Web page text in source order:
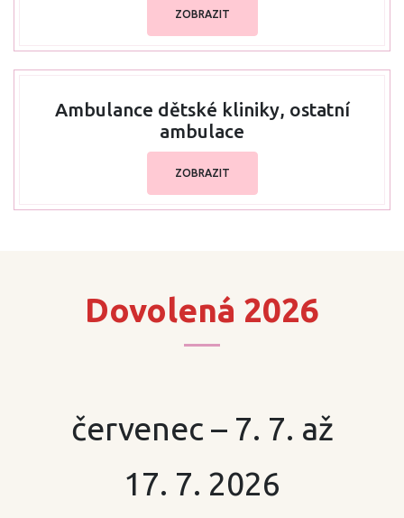
ZOBRAZIT
Ambulance dětské kliniky, ostatní
ambulace
ZOBRAZIT
Dovolená 2026
červenec – 7. 7. až
17. 7. 2026